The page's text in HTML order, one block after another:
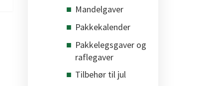
Mandelgaver
Pakkekalender
Pakkelegsgaver og
raflegaver
Tilbehør til jul